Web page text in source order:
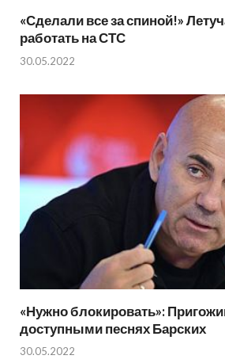
«Сделали все за спиной!»
работать на СТС
30.05.2022
«Нужно блокировать»:
доступными песнях Барских
30.05.2022